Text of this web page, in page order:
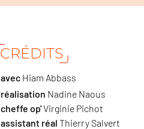
CRÉDITS
avec Hiam Abbass
réalisation Nadine Naous
cheffe op'Virginie Pichot
assistant réal Thierry Salvert